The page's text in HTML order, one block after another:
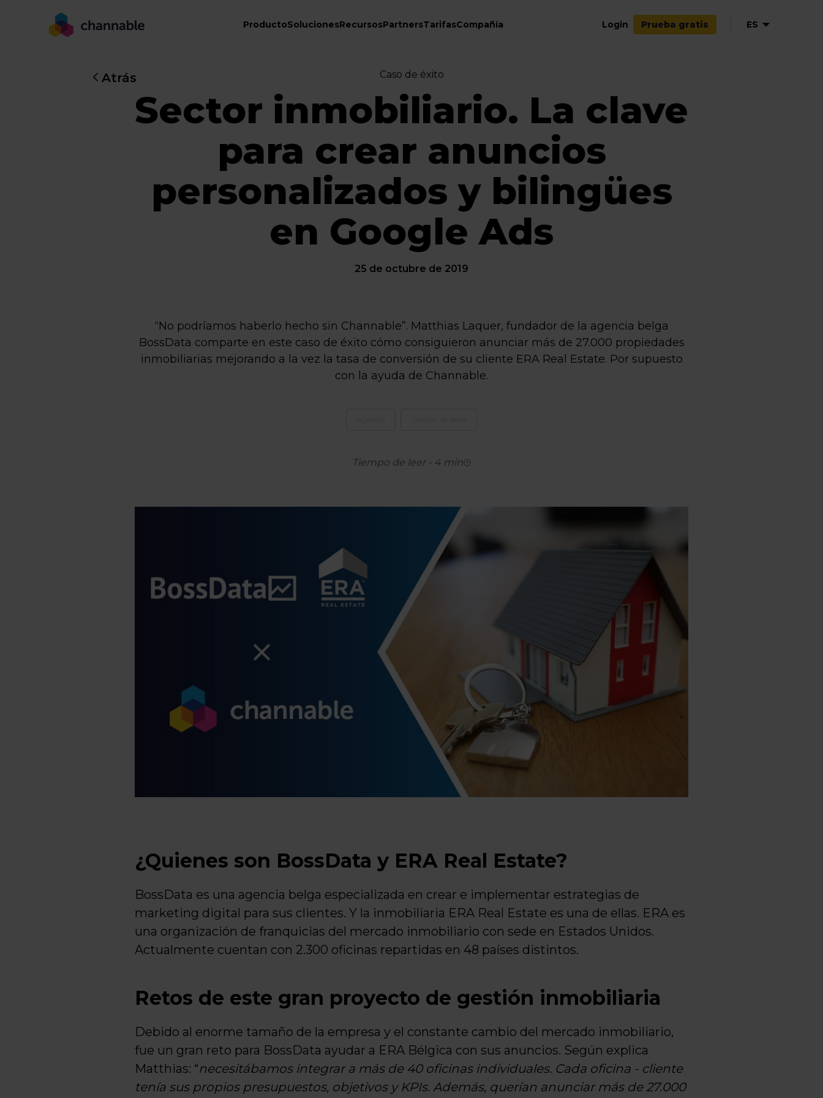
ProductoSolucionesRecursosPartnersTarifasCompañía Login Prueba gratis ES
Atrás Caso de éxito
Sector inmobiliario. La clave
para crear anuncios
personalizados y bilingües
en Google Ads
25 de octubre de 2019
“No podríamos haberlo hecho sin Channable”. Matthias Laquer, fundador de la agencia belga
BossData comparte en este caso de éxito cómo consiguieron anunciar más de 27.000 propiedades
inmobiliarias mejorando a la vez la tasa de conversión de su cliente ERA Real Estate. Por supuesto
con la ayuda de Channable.
Tiempo de leer- 4min
¿Quienes son BossData y ERA Real Estate?
BossData es una agencia belga especializada en crear e implementar estrategias de
marketing digital para sus clientes. Y la inmobiliaria ERA Real Estate es una de ellas. ERA es
una organización de franquicias del mercado inmobiliario con sede en Estados Unidos.
Actualmente cuentan con 2.300 oficinas repartidas en 48 países distintos.
Retos de este gran proyecto de gestión inmobiliaria
Debido al enorme tamaño de la empresa y el constante cambio del mercado inmobiliario,
fue un gran reto para BossData ayudar a ERA Bélgica con sus anuncios. Según explica
Matthias: “necesitábamos integrar a más de 40 oficinas individuales. Cada oficina - cliente
tenía sus propios presupuestos, objetivos y KPIs. Además, querían anunciar más de 27.000